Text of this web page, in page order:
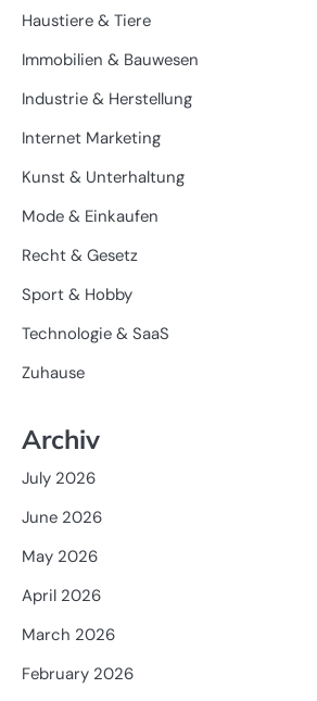
Haustiere & Tiere
Immobilien & Bauwesen
Industrie & Herstellung
Internet Marketing
Kunst & Unterhaltung
Mode & Einkaufen
Recht & Gesetz
Sport & Hobby
Technologie & SaaS
Zuhause
Archiv
July 2026
June 2026
May 2026
April 2026
March 2026
February 2026